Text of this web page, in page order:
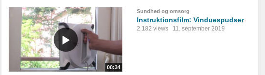
00:34
Sundhed og omsorg
Instruktionsfilm: Vinduespudser
2.182 views 11. september 2019